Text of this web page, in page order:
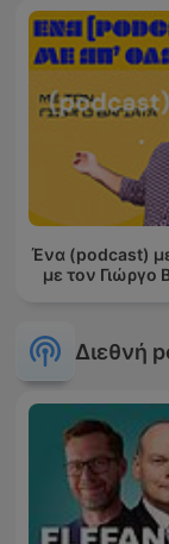
Ένα (podcast)
με τον Γιώργο
Διεθνή